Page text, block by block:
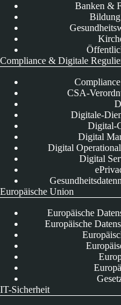
Banken &
Compliance & Digitale
CSA-
Digitale-
Digital-
Digital
Digital
Digital
Europäische Union
Europäische
Europäische
IT-Sicherheit